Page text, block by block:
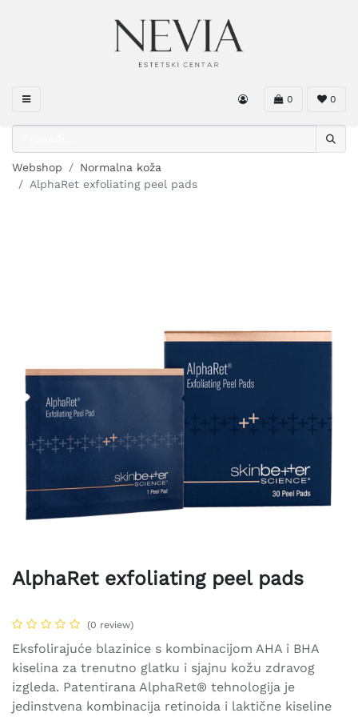
0 0
Webshop
Normalna koža
AlphaRet exfoliating peel pads
AlphaRet exfoliating peel pads
(0 review)
Eksfolirajuće blazinice s kombinacijom AHA i BHA
kiselina za trenutno glatku i sjajnu kožu zdravog
izgleda. Patentirana AlphaRet® tehnologija je
jedinstvena kombinacija retinoida i laktične kiseline